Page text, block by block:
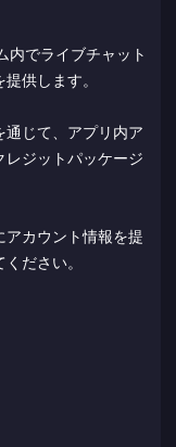
内でライブチャット
供します。
じて、アプリ内ア
レジットパッケージ
カウント情報を提
ださい。